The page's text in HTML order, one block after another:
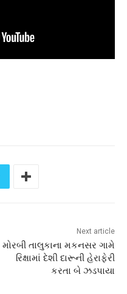
Next article
મોરબી તાલુકાના મકનસર ગામે
રિક્ષામાં દેશી દારૂની હેરાફેરી
કરતા બે ઝડપાયા